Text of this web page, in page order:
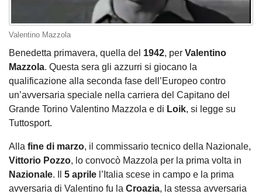
Valentino Mazzola
Benedetta primavera, quella del 1942, per Valentino
Mazzola. Questa sera gli azzurri si giocano la
qualificazione alla seconda fase dell’Europeo contro
un’avversaria speciale nella carriera del Capitano del
Grande Torino Valentino Mazzola e di Loik, si legge su
Tuttosport.
Alla fine di marzo, il commissario tecnico della Nazionale,
Vittorio Pozzo, lo convocò Mazzola per la prima volta in
Nazionale. Il 5 aprile l’Italia scese in campo e la prima
avversaria di Valentino fu la Croazia, la stessa avversaria